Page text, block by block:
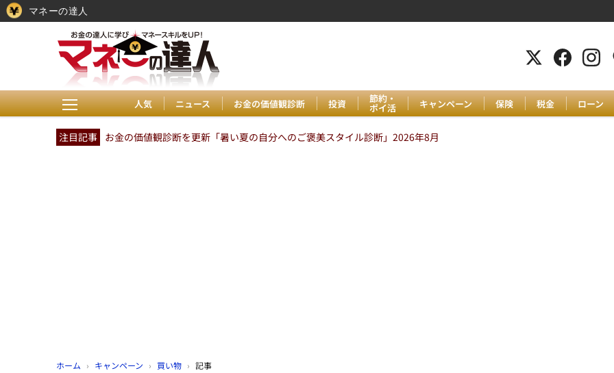
人気 ニュース お金の価値観診断 投資 節約・
ポイ活 キャンペーン 保険 税金 ローン
注目記事 お金の価値観診断を更新「暑い夏の自分へのご褒美スタイル診断」2026年8月
ホーム › キャンペーン › 買い物 › 記事
マネーの達人